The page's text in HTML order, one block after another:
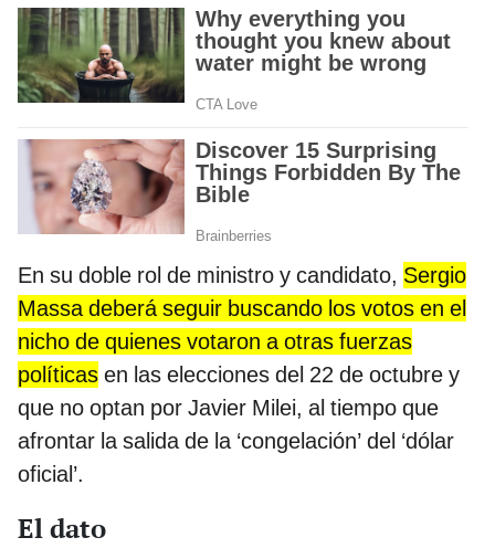
En su doble rol de ministro y candidato, Sergio
Massa deberá seguir buscando los votos en el
nicho de quienes votaron a otras fuerzas
políticas en las elecciones del 22 de octubre y
que no optan por Javier Milei, al tiempo que
afrontar la salida de la ‘congelación’ del ‘dólar
oficial’.
El dato